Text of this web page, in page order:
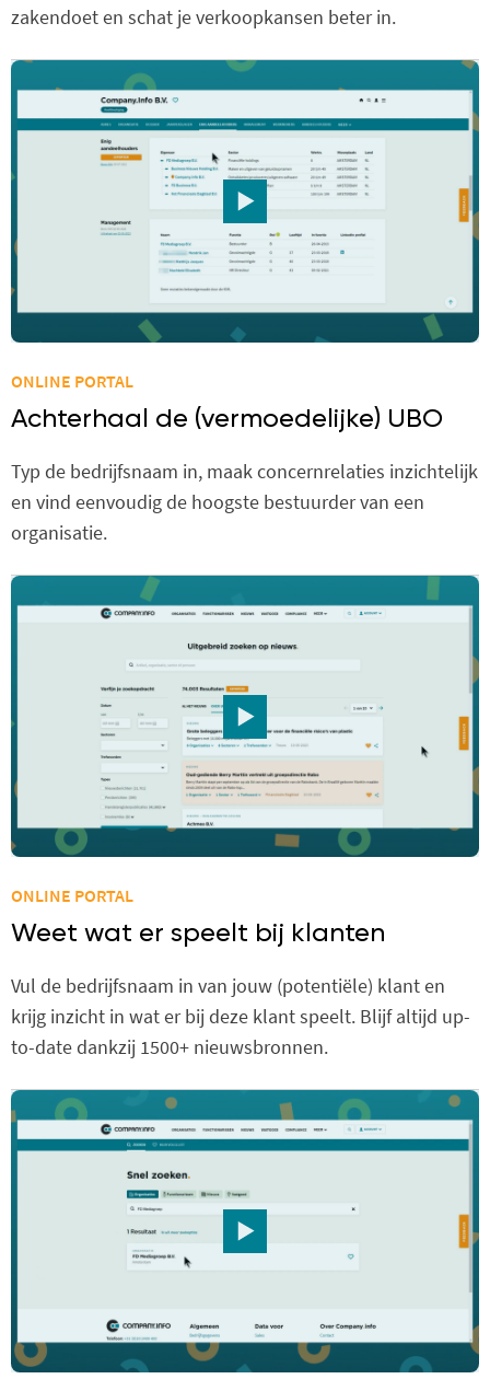
zakendoet en schat je verkoopkansen beter in.
ONLINE PORTAL
Achterhaal de (vermoedelijke) UBO
Typ de bedrijfsnaam in, maak concernrelaties inzichtelijk
en vind eenvoudig de hoogste bestuurder van een
organisatie.
ONLINE PORTAL
Weet wat er speelt bij klanten
Vul de bedrijfsnaam in van jouw (potentiële) klant en
krijg inzicht in wat er bij deze klant speelt. Blijf altijd up-
to-date dankzij 1500+ nieuwsbronnen.